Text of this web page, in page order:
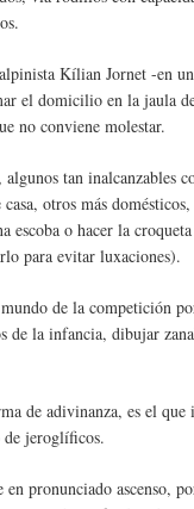
Kílian Jornet -en
el domicilio en la jaula
no conviene molestar.
algunos tan
otros más
escoba o hacer la
para evitar luxaciones).
de la competición
de la infancia, dibujar
de adivinanza, es el
de jeroglíficos.
pronunciado ascenso,